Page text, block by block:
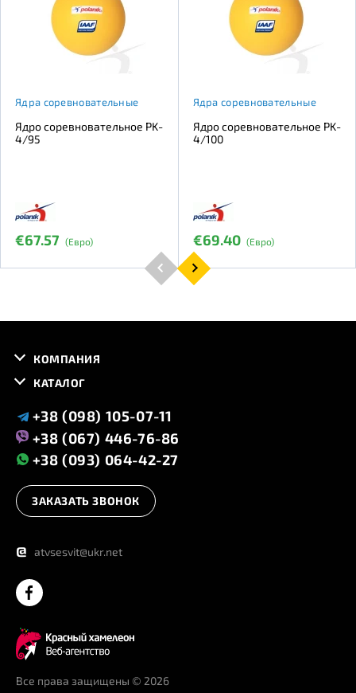
Ядра соревновательные
Ядро соревновательное PK-
4/95
€67.57 (Евро)
Ядра соревновательные
Ядро соревновательное PK-
4/100
€69.40 (Евро)
Все права защищены © 2026
КОМПАНИЯ
КАТАЛОГ
+38 (098) 105-07-11
+38 (067) 446-76-86
+38 (093) 064-42-27
ЗАКАЗАТЬ ЗВОНОК
@ atvsesvit@ukr.net